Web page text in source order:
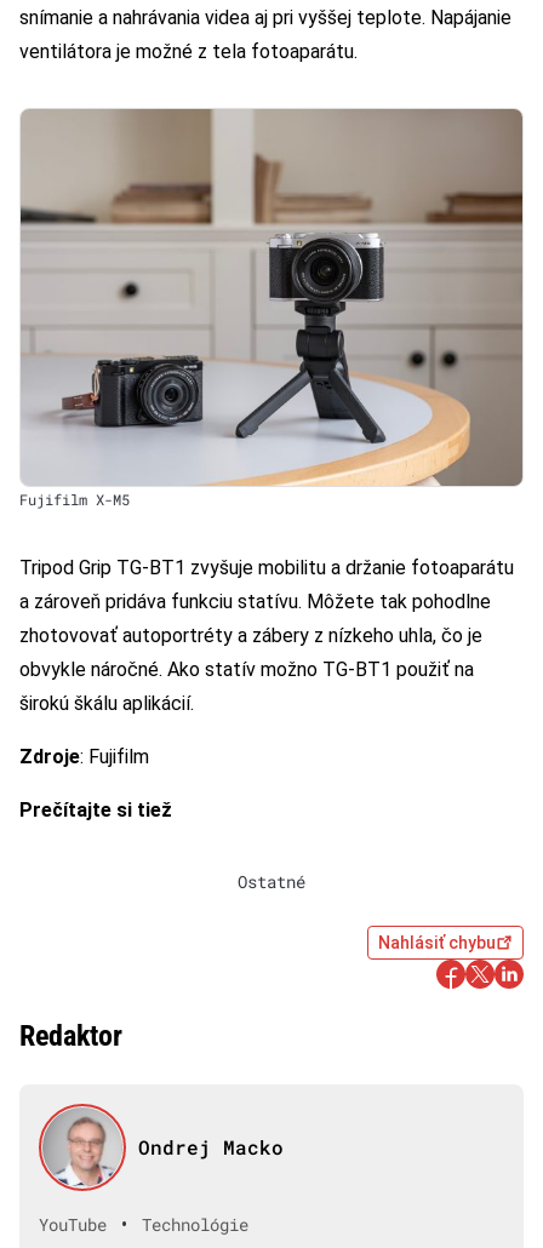
snímanie a nahrávania videa aj pri vyššej teplote. Napájanie
ventilátora je možné z tela fotoaparátu.
Fujifilm X-M5
Tripod Grip TG-BT1 zvyšuje mobilitu a držanie fotoaparátu
a zároveň pridáva funkciu statívu. Môžete tak pohodlne
zhotovovať autoportréty a zábery z nízkeho uhla, čo je
obvykle náročné. Ako statív možno TG-BT1 použiť na
širokú škálu aplikácií.
Zdroje: Fujifilm
Prečítajte si tiež
Ostatné
Nahlásiť chybu
Redaktor
Ondrej Macko
YouTube •
Technológie